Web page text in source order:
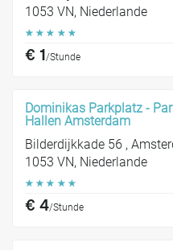
1053 VN, Niederlande
☆ ☆ ☆ ☆ ☆
€ 1/Stunde
Dominikas Parkplatz -
Hallen Amsterdam
Bilderdijkkade 56 ,
1053 VN, Niederlande
☆ ☆ ☆ ☆ ☆
€ 4/Stunde